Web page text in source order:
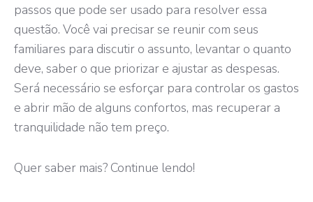
passos que pode ser usado para resolver essa
questão. Você vai precisar se reunir com seus
familiares para discutir o assunto, levantar o quanto
deve, saber o que priorizar e ajustar as despesas.
Será necessário se esforçar para controlar os gastos
e abrir mão de alguns confortos, mas recuperar a
tranquilidade não tem preço.
Quer saber mais? Continue lendo!